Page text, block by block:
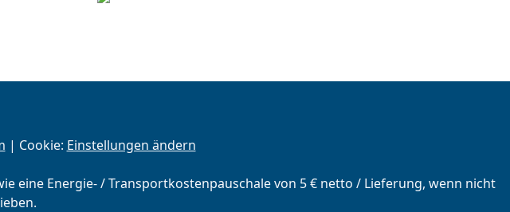
| Cookie: Einstellungen ändern
eine Energie- / Transportkostenpauschale von 5 € netto / Lieferung, wenn nicht